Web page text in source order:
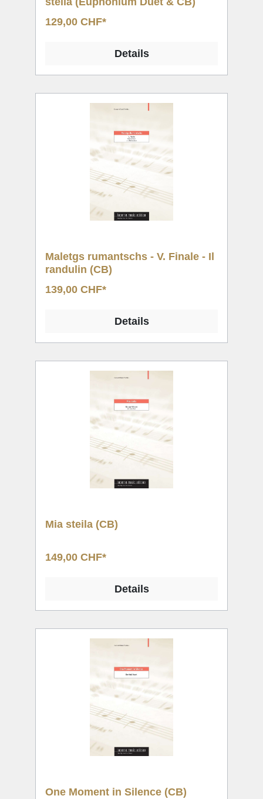
129,00 CHF*
Details
Maletgs rumantschs - V. Finale - Il
randulin (CB)
139,00 CHF*
Details
Mia steila (CB)
149,00 CHF*
Details
One Moment in Silence (CB)